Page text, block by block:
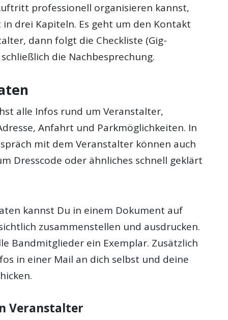
professionell organisieren kannst,
drei Kapiteln. Es geht um den Kontakt
dann folgt die Checkliste (Gig-
die Nachbesprechung.
alle Infos rund um Veranstalter,
Anfahrt und Parkmöglichkeiten. In
mit dem Veranstalter können auch
Dresscode oder ähnliches schnell geklärt
kannst Du in einem Dokument auf
zusammenstellen und ausdrucken.
Bandmitglieder ein Exemplar. Zusätzlich
in einer Mail an dich selbst und deine
Veranstalter